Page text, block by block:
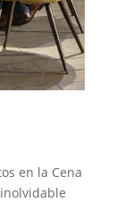
en la Cena